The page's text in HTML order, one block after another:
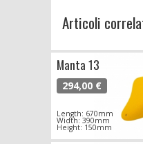
Articoli
Manta 13
294,00 €
Length: 670mm
Width: 390mm
Height: 150mm